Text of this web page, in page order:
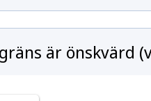
är önskvärd